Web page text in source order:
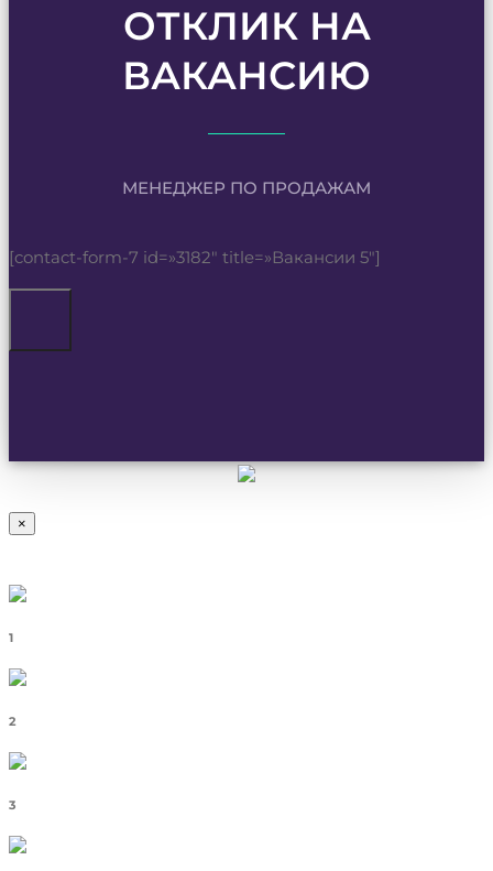
ОТКЛИК НА
ВАКАНСИЮ
МЕНЕДЖЕР ПО ПРОДАЖАМ
[contact-form-7 id=»3182″ title=»Вакансии 5″]
×
1
2
3